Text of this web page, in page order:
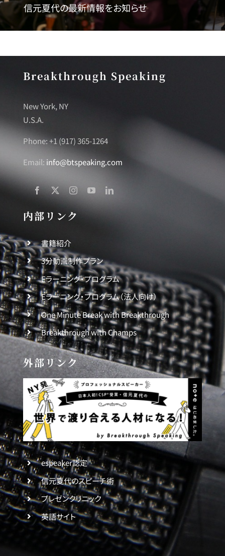
信元夏代の最新情報をお知らせ
Breakthrough Speaking
New York, NY
U.S.A.
Phone: +1 (917) 365-1264
Email: info@btspeaking.com
内部リンク
書籍紹介
3分動画制作プラン
Eラーニング・プログラム
Eラーニング・プログラム（法人向け）
One Minute Break with Breakthrough
Breakthrough with Champs
外部リンク
espeaker認定
信元夏代のスピーチ術
プレゼンクリニック
英語サイト